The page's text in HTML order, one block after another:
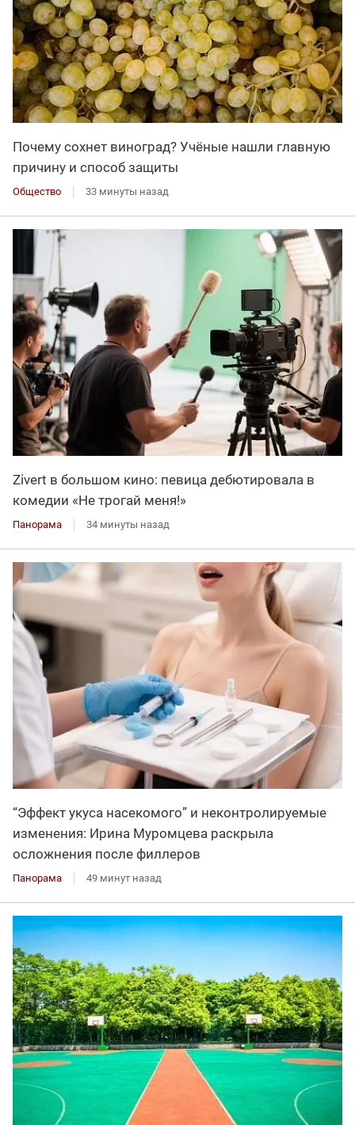
Почему сохнет виноград? Учёные нашли главную
причину и способ защиты
Общество 33 минуты назад
Zivert в большом кино: певица дебютировала в
комедии «Не трогай меня!»
Панорама 34 минуты назад
“Эффект укуса насекомого” и неконтролируемые
изменения: Ирина Муромцева раскрыла
осложнения после филлеров
Панорама 49 минут назад